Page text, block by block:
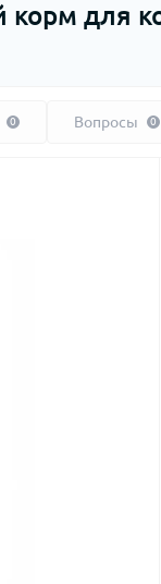
корм для
0 Вопросы 0